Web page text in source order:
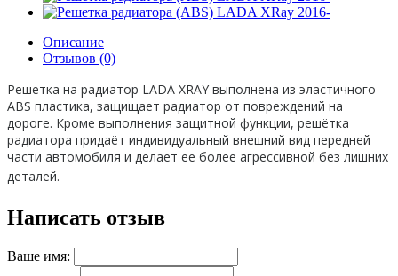
Описание
Отзывов (0)
Решетка на радиатор LADA XRAY выполнена из эластичного
ABS пластика, защищает радиатор от повреждений на
дороге. Кроме выполнения защитной функции, решётка
радиатора придаёт индивидуальный внешний вид передней
части автомобиля и делает ее более агрессивной без лишних
деталей.
Написать отзыв
Ваше имя: